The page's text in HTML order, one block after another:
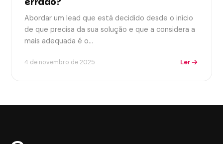
Abordar um lead que está decidido desde o início
de que precisa da sua solução e que a considera a
mais adequada é o…
4 de novembro de 2025 Ler